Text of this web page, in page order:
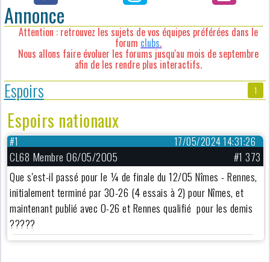
Annonce
Attention : retrouvez les sujets de vos équipes préférées dans le
forum clubs.
Nous allons faire évoluer les forums jusqu'au mois de septembre
afin de les rendre plus interactifs.
Espoirs 1
Espoirs nationaux
17/05/2024 14:31:26
#1
CL68 Membre 06/05/2005
#1 373
Que s'est-il passé pour le ¼ de finale du 12/05 Nîmes - Rennes,
initialement terminé par 30-26 (4 essais à 2) pour Nîmes, et
maintenant publié avec 0-26 et Rennes qualifié pour les demis
?????